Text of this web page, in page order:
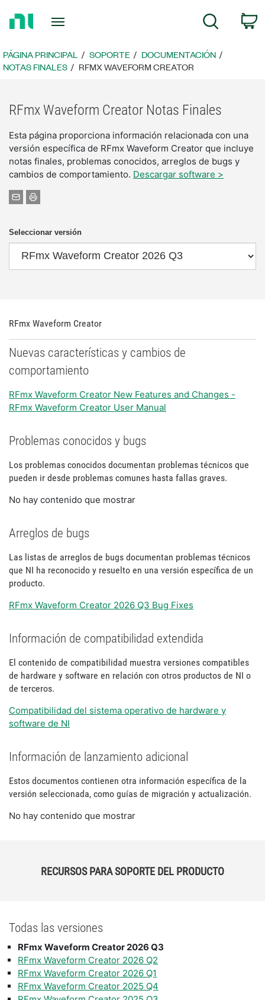
página
principal
Búsqueda
PÁGINA PRINCIPAL SOPORTE
DOCUMENTACIÓN
NOTAS FINALES
RFMX WAVEFORM CREATOR
RFmx Waveform Creator Notas Finales
Esta página proporciona información relacionada con una
versión específica de RFmx Waveform Creator que incluye
notas finales, problemas conocidos, arreglos de bugs y
cambios de comportamiento. Descargar software >
Seleccionar versión
RFmx Waveform Creator
Nuevas características y cambios de
comportamiento
RFmx Waveform Creator New Features and Changes -
RFmx Waveform Creator User Manual
Problemas conocidos y bugs
Los problemas conocidos documentan problemas técnicos que
pueden ir desde problemas comunes hasta fallas graves.
No hay contenido que mostrar
Arreglos de bugs
Las listas de arreglos de bugs documentan problemas técnicos
que NI ha reconocido y resuelto en una versión específica de un
producto.
RFmx Waveform Creator 2026 Q3 Bug Fixes
Información de compatibilidad extendida
El contenido de compatibilidad muestra versiones compatibles
de hardware y software en relación con otros productos de NI o
de terceros.
Compatibilidad del sistema operativo de hardware y
software de NI
Información de lanzamiento adicional
Estos documentos contienen otra información específica de la
versión seleccionada, como guías de migración y actualización.
No hay contenido que mostrar
RECURSOS PARA SOPORTE DEL PRODUCTO
Todas las versiones
RFmx Waveform Creator 2026 Q3
RFmx Waveform Creator 2026 Q2
RFmx Waveform Creator 2026 Q1
RFmx Waveform Creator 2025 Q4